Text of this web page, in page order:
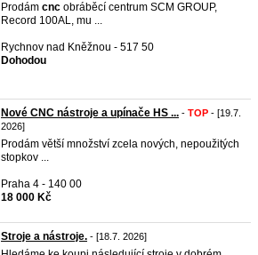
Prodám cnc obráběcí centrum SCM GROUP,
Record 100AL, mu ...
Rychnov nad Kněžnou - 517 50
Dohodou
Nové CNC nástroje a upínače HS ... - TOP - [19.7.
2026]
Prodám větší množství zcela nových, nepoužitých
stopkov ...
Praha 4 - 140 00
18 000 Kč
Stroje a nástroje. - [18.7. 2026]